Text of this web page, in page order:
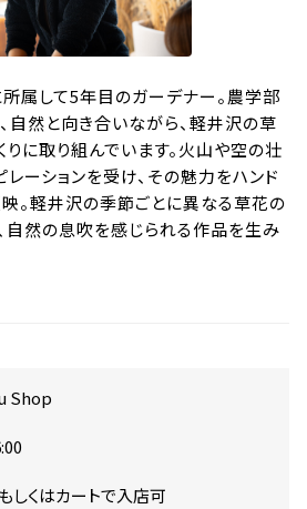
所属して5年目のガーデナー。農学部
自然と向き合いながら、軽井沢の草
に取り組んでいます。火山や空の壮
ーションを受け、その魅力をハンド
映。軽井沢の季節ごとに異なる草花の
自然の息吹を感じられる作品を生み
Shop
しくはカートで入店可